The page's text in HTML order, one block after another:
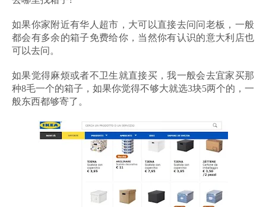
如果你家附近有华人超市，大可以直接去问问老板，一般
都会有多余的箱子免费给你，当然你有认识的意大利店也
可以去问。
如果觉得麻烦或者不卫生就直接买，我一般会去宜家买那
种8毛一个的箱子，如果你觉得不够大就选3块5两个的，一
般东西都够寄了。